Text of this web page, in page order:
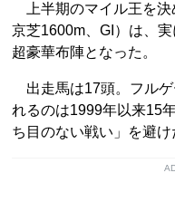
上半期のマイル王を決
京芝1600m、GI）は、
超豪華布陣となった。
出走馬は17頭。フルゲ
れるのは1999年以来15
ち目のない戦い」を避け